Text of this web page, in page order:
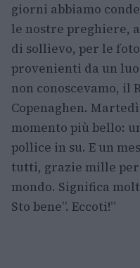
giorni abbiamo
le nostre preghiere,
di sollievo, per le
provenienti da un
non conoscevamo, il
Copenaghen.
momento più bello:
pollice in su. E un
tutti, grazie mille
mondo. Significa
Sto bene”. Eccoti!”